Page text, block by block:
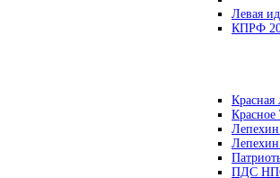
Левая
КПРФ
Красная
ПДС